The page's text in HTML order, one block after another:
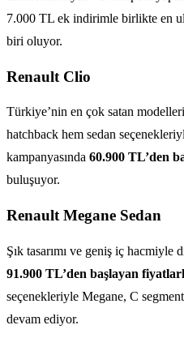
7.000 TL ek indirimle birlikte en
biri oluyor.
Renault Clio
Türkiye’nin en çok satan
hatchback hem sedan
kampanyasında 60.900 TL’den
buluşuyor.
Renault Megane Sedan
Şık tasarımı ve geniş iç hacmiyle
91.900 TL’den başlayan
seçenekleriyle Megane, C
devam ediyor.